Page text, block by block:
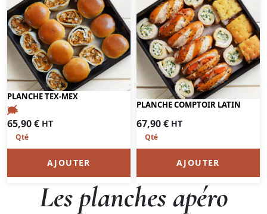
PLANCHE TEX-MEX
65,90€ HT
AJOUTER
PLANCHE COMPTOIR LATIN
67,90€ HT
AJOUTER
Les planches apéro